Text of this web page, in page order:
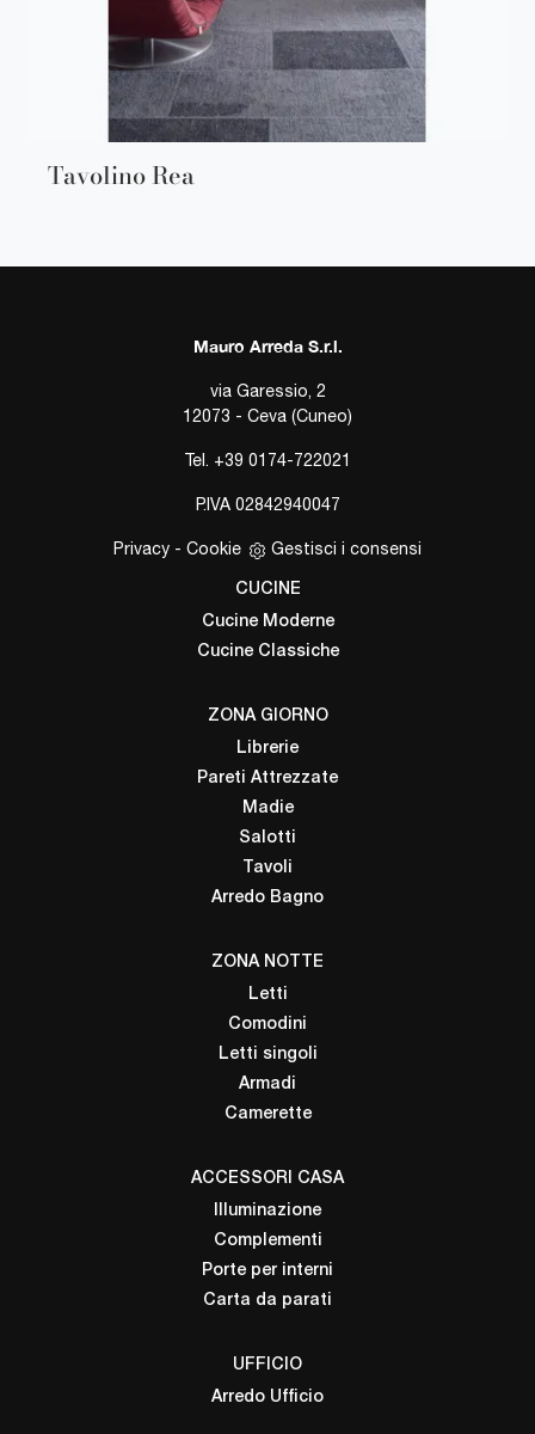
Tavolino Rea
Mauro Arreda S.r.l.
via Garessio, 2
12073 - Ceva (Cuneo)
Tel. +39 0174-722021
P.IVA 02842940047
Privacy - Cookie Gestisci i consensi
CUCINE
Cucine Moderne
Cucine Classiche
ZONA GIORNO
Librerie
Pareti Attrezzate
Madie
Salotti
Tavoli
Arredo Bagno
ZONA NOTTE
Letti
Comodini
Letti singoli
Armadi
Camerette
ACCESSORI CASA
Illuminazione
Complementi
Porte per interni
Carta da parati
UFFICIO
Arredo Ufficio